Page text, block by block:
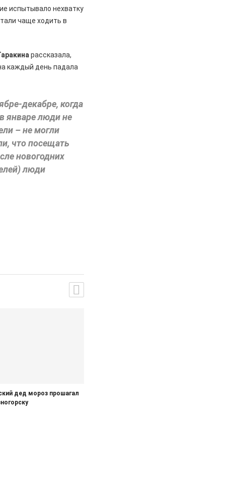
испытывало нехватку
чаще ходить в
рассказала,
каждый день падала
декабре, когда
январе люди не
– не могли
что посещать
новогодних
люди
дед мороз прошагал